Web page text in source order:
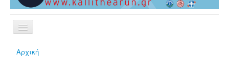
Αρχική